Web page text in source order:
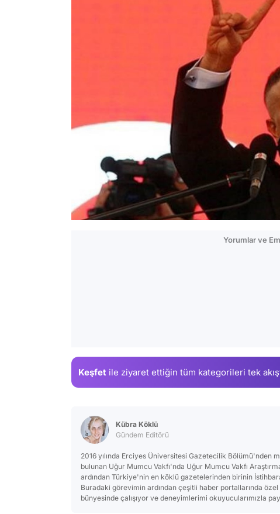
Yorumlar ve
Keşfet ile ziyaret ettiğin tüm kategorileri tek
Kübra Köklü
Gündem Editörü
2016 yılında Erciyes Üniversitesi Gazetecilik Bölümü'nden
bulunan Uğur Mumcu Vakfı'nda Uğur Mumcu Vakfı
ardından Türkiye'nin en köklü gazetelerinden birinin
Buradaki görevimin ardından çeşitli haber portallarında
bünyesinde çalışıyor ve deneyimlerimi okuyucularımızla